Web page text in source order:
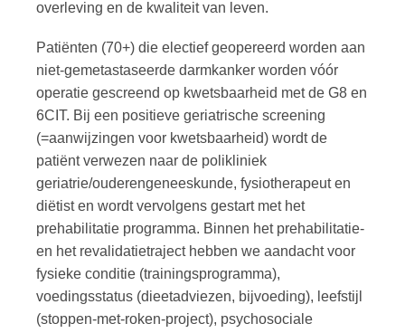
overleving en de kwaliteit van leven.
Patiënten (70+) die electief geopereerd worden aan
niet-gemetastaseerde darmkanker worden vóór
operatie gescreend op kwetsbaarheid met de G8 en
6CIT. Bij een positieve geriatrische screening
(=aanwijzingen voor kwetsbaarheid) wordt de
patiënt verwezen naar de polikliniek
geriatrie/ouderengeneeskunde, fysiotherapeut en
diëtist en wordt vervolgens gestart met het
prehabilitatie programma. Binnen het prehabilitatie-
en het revalidatietraject hebben we aandacht voor
fysieke conditie (trainingsprogramma),
voedingsstatus (dieetadviezen, bijvoeding), leefstijl
(stoppen-met-roken-project), psychosociale